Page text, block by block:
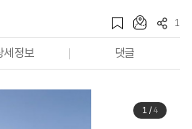
1
세정보 댓글
1/4